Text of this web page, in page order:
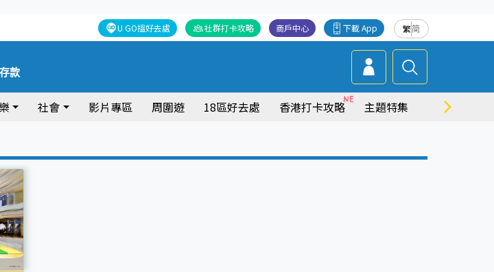
繁简
下載 App
商戶中心
社群打卡攻略
U GO搵好去處
款
社會 影片專區 周圍遊 18區好去處 香港打卡攻略 主題特集 商場情報